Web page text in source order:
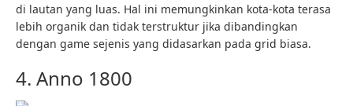
di lautan yang luas. Hal ini memungkinkan kota-kota terasa
lebih organik dan tidak terstruktur jika dibandingkan
dengan game sejenis yang didasarkan pada grid biasa.
4. Anno 1800